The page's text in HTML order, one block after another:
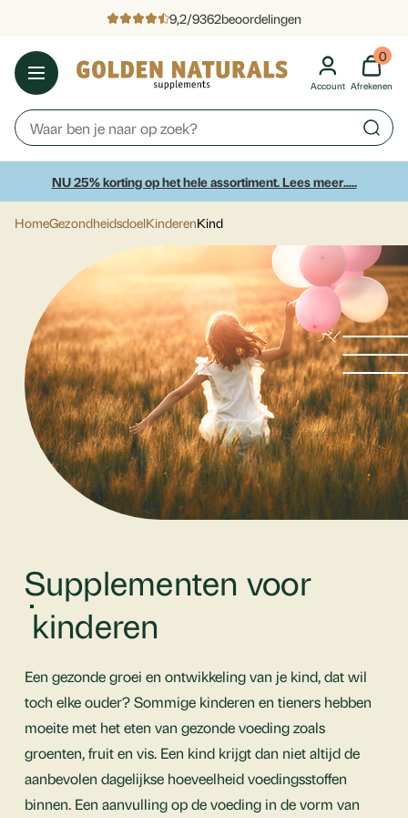
9,2/9362beoordelingen
Account
0
Afrekenen
NU 25% korting op het hele assortiment. Lees meer.....
HomeGezondheidsdoelKinderenKind
Supplementen voor
kinderen
Een gezonde groei en ontwikkeling van je kind, dat wil
toch elke ouder? Sommige kinderen en tieners hebben
moeite met het eten van gezonde voeding zoals
groenten, fruit en vis. Een kind krijgt dan niet altijd de
aanbevolen dagelijkse hoeveelheid voedingsstoffen
binnen. Een aanvulling op de voeding in de vorm van